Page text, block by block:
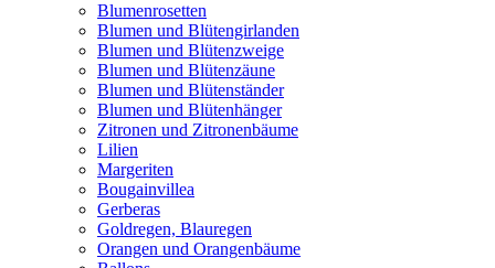
Blumenrosetten
Blumen und Blütengirlanden
Blumen und Blütenzweige
Blumen und Blütenzäune
Blumen und Blütenständer
Blumen und Blütenhänger
Zitronen und Zitronenbäume
Lilien
Margeriten
Bougainvillea
Gerberas
Goldregen, Blauregen
Orangen und Orangenbäume